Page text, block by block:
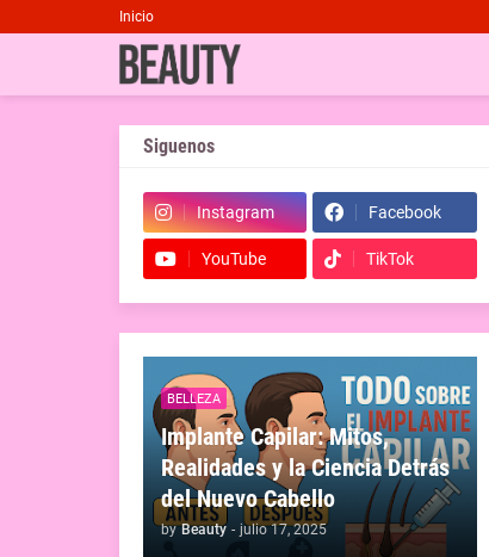
Inicio
Siguenos
Instagram Facebook
YouTube TikTok
BELLEZA
Implante Capilar: Mitos,
Realidades y la Ciencia Detrás
del Nuevo Cabello
by Beauty - julio 17, 2025